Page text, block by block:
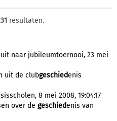
resultaten.
naar jubileumtoernooi, 23 mei
uit de clubgeschiedenis
8 mei 2008, 19:04:17
over de geschiedenis van